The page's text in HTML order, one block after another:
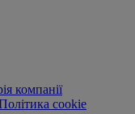
компанії
cookie